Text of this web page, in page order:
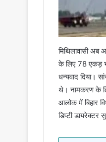
मिथिलावासी अब
के लिए 78 एकड़
धन्यवाद दिया।
थे। नामकरण के
आलोक में बिहार
डिप्टी डायरेक्टर